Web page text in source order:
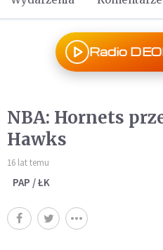
Radio
NBA: Hornets
Hawks
16 lat temu
PAP / ŁK